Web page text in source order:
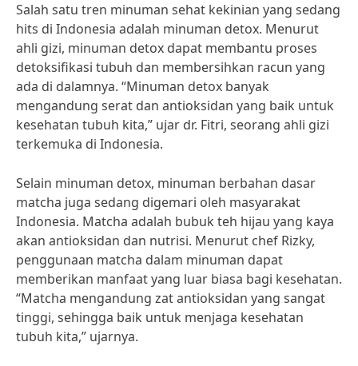
Salah satu tren minuman sehat kekinian yang sedang
hits di Indonesia adalah minuman detox. Menurut
ahli gizi, minuman detox dapat membantu proses
detoksifikasi tubuh dan membersihkan racun yang
ada di dalamnya. “Minuman detox banyak
mengandung serat dan antioksidan yang baik untuk
kesehatan tubuh kita,” ujar dr. Fitri, seorang ahli gizi
terkemuka di Indonesia.
Selain minuman detox, minuman berbahan dasar
matcha juga sedang digemari oleh masyarakat
Indonesia. Matcha adalah bubuk teh hijau yang kaya
akan antioksidan dan nutrisi. Menurut chef Rizky,
penggunaan matcha dalam minuman dapat
memberikan manfaat yang luar biasa bagi kesehatan.
“Matcha mengandung zat antioksidan yang sangat
tinggi, sehingga baik untuk menjaga kesehatan
tubuh kita,” ujarnya.